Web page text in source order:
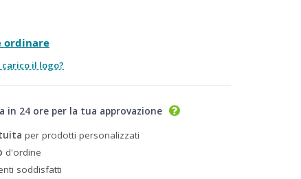
ordinare
carico il logo?
in 24 ore per la tua approvazione
per prodotti personalizzati
d'ordine
soddisfatti